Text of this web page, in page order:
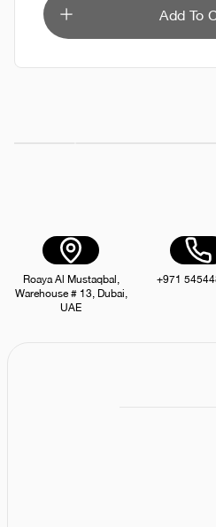
Add To
+971
Roaya Al Mustaqbal,
Warehouse # 13, Dubai,
UAE